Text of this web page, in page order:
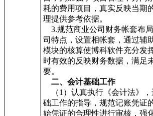
耗的费用项目，真实反映当期
理提供参考依据。
3.规范商业公司财务帐套布
司特点，设置相帐套，通过辅
模块的核算使博科软件充分发
时有效的反映财务数据，满足
要。
二、会计基础工作
（1）认真执行《会计法》，
础工作的指导，规范记账凭证
始凭证的合理性进行审核，强